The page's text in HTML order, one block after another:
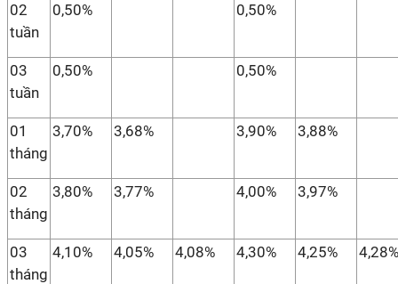
02
tuần
0,50% 0,50%
03
tuần
0,50% 0,50%
01
tháng
3,70% 3,68% 3,90% 3,88%
02
tháng
3,80% 3,77% 4,00% 3,97%
03
tháng
4,10% 4,05% 4,08% 4,30% 4,25% 4,28%